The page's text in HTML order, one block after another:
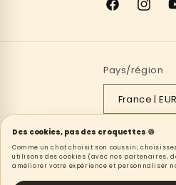
Facebook
Pays/région
Moyens
de
paiement
Des cookies, pas des croquettes 🍪
Comme un chat choisit son coussin,
utilisons des cookies (avec nos partenaires,
améliorer votre expérience et personnaliser